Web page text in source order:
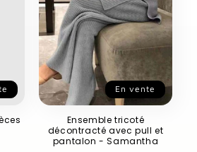
En vente
Ensemble tricoté
décontracté avec pull et
pantalon - Samantha